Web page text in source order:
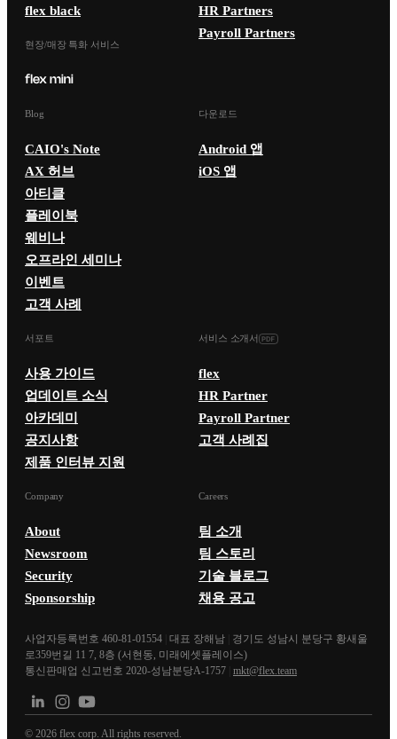
flex black
현장/매장 특화 서비스
HR Partners
Payroll Partners
Blog
CAIO's Note
AX 허브
아티클
플레이북
웨비나
오프라인 세미나
이벤트
고객 사례
다운로드
Android 앱
iOS 앱
서포트
사용 가이드
업데이트 소식
아카데미
공지사항
제품 인터뷰 지원
서비스 소개서
flex
HR Partner
Payroll Partner
고객 사례집
Company
About
Newsroom
Security
Sponsorship
Careers
팀 소개
팀 스토리
기술 블로그
채용 공고
사업자등록번호 460-81-01554 대표 장해남
경기도 성남시 분당구 황새울
로359번길 11 7, 8층 (서현동, 미래에셋플레이스)
통신판매업 신고번호 2020-성남분당A-1757 mkt@flex.team
© 2026 flex corp. All rights reserved.